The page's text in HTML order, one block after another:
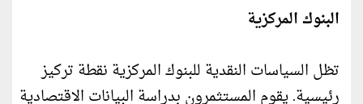
البنوك المركزية
تظل السياسات النقدية للبنوك المركزية نقطة تركيز
رئيسية. يقوم المستثمرون بدراسة البيانات الاقتصادية